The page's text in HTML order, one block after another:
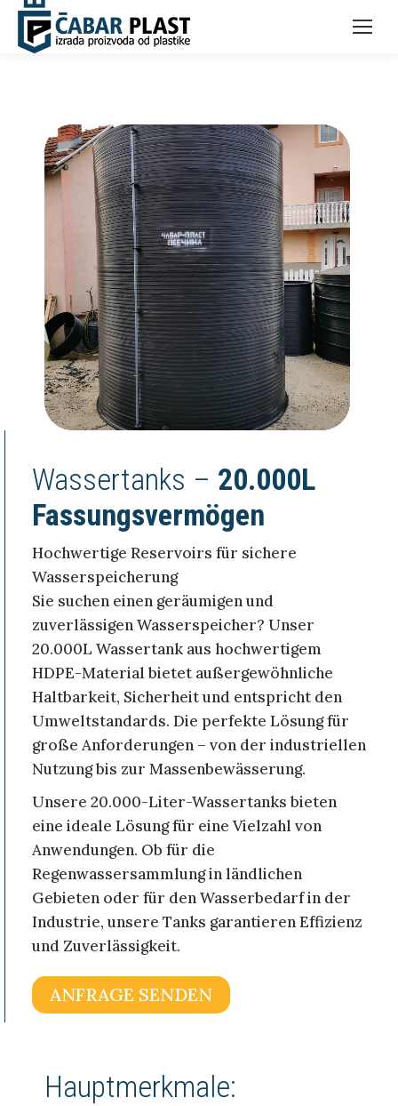
Wassertanks – 20.000L
Fassungsvermögen
Hochwertige Reservoirs für sichere
Wasserspeicherung
Sie suchen einen geräumigen und
zuverlässigen Wasserspeicher? Unser
20.000L Wassertank aus hochwertigem
HDPE-Material bietet außergewöhnliche
Haltbarkeit, Sicherheit und entspricht den
Umweltstandards. Die perfekte Lösung für
große Anforderungen – von der industriellen
Nutzung bis zur Massenbewässerung.
Unsere 20.000-Liter-Wassertanks bieten
eine ideale Lösung für eine Vielzahl von
Anwendungen. Ob für die
Regenwassersammlung in ländlichen
Gebieten oder für den Wasserbedarf in der
Industrie, unsere Tanks garantieren Effizienz
und Zuverlässigkeit.
ANFRAGE SENDEN
Hauptmerkmale: